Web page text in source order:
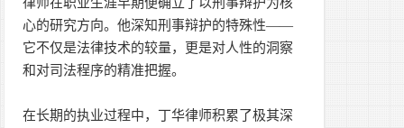
心的研究方向。他深知刑事辩护的特殊性——
它不仅是法律技术的较量，更是对人性的洞察
和对司法程序的精准把握。
在长期的执业过程中，丁华律师积累了极其深